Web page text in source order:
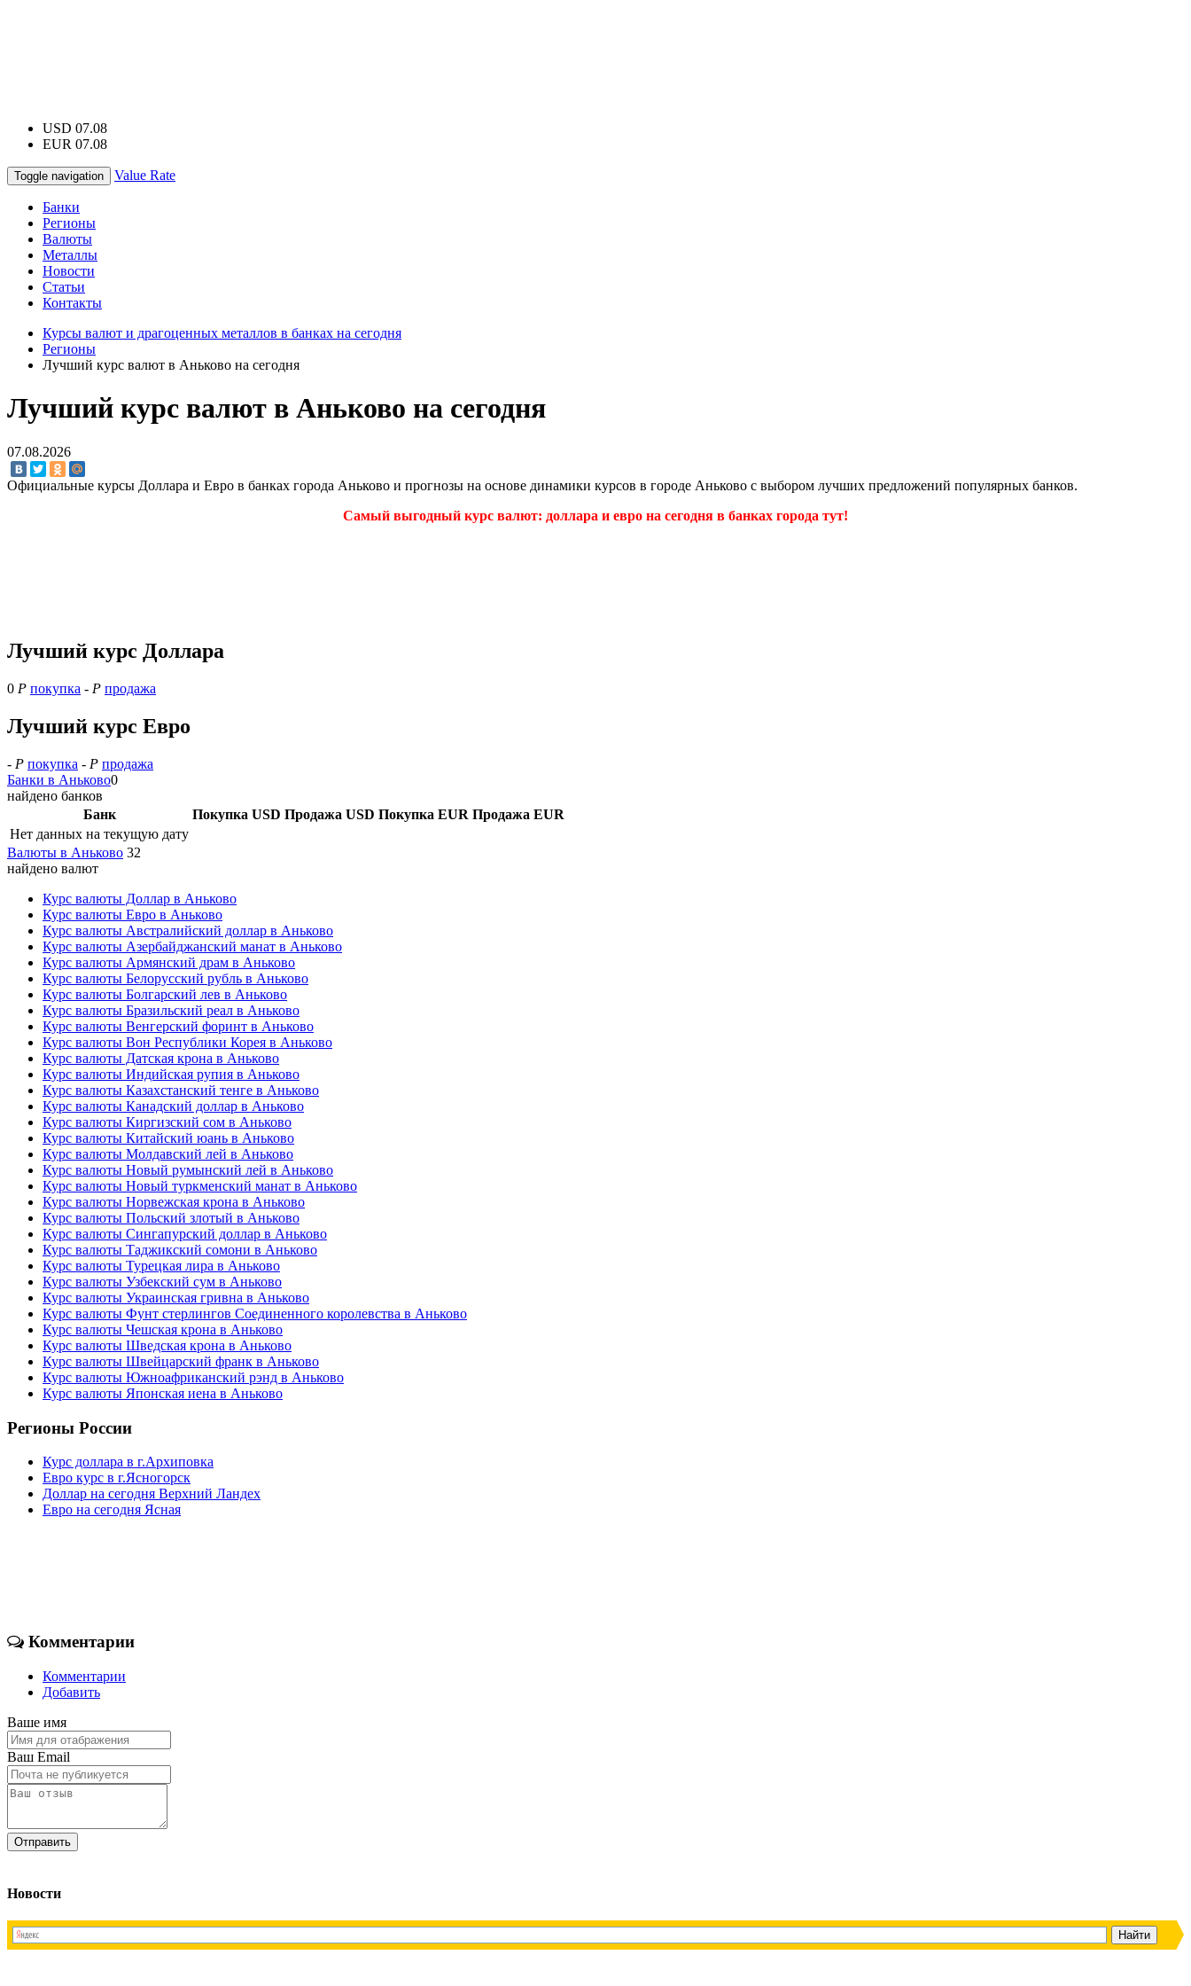
USD 07.08
EUR 07.08
Toggle navigation Value Rate
Банки
Регионы
Валюты
Металлы
Новости
Статьи
Контакты
Курсы валют и драгоценных металлов в банках на сегодня
Регионы
Лучший курс валют в Аньково на сегодня
Лучший курс валют в Аньково на сегодня
07.08.2026
Официальные курсы Доллара и Евро в банках города Аньково и прогнозы на основе динамики курсов в городе Аньково с выбором лучших предложений популярных банков.
Самый выгодный курс валют: доллара и евро на сегодня в банках города тут!
Лучший курс Доллара
0 Р покупка - Р продажа
Лучший курс Евро
- Р покупка - Р продажа
Банки в Аньково0
найдено банков
Банк
Покупка USD Продажа USD Покупка EUR Продажа EUR
Нет данных на текущую дату
Валюты в Аньково 32
найдено валют
Курс валюты Доллар в Аньково
Курс валюты Евро в Аньково
Курс валюты Австралийский доллар в Аньково
Курс валюты Азербайджанский манат в Аньково
Курс валюты Армянский драм в Аньково
Курс валюты Белорусский рубль в Аньково
Курс валюты Болгарский лев в Аньково
Курс валюты Бразильский реал в Аньково
Курс валюты Венгерский форинт в Аньково
Курс валюты Вон Республики Корея в Аньково
Курс валюты Датская крона в Аньково
Курс валюты Индийская рупия в Аньково
Курс валюты Казахстанский тенге в Аньково
Курс валюты Канадский доллар в Аньково
Курс валюты Киргизский сом в Аньково
Курс валюты Китайский юань в Аньково
Курс валюты Молдавский лей в Аньково
Курс валюты Новый румынский лей в Аньково
Курс валюты Новый туркменский манат в Аньково
Курс валюты Норвежская крона в Аньково
Курс валюты Польский злотый в Аньково
Курс валюты Сингапурский доллар в Аньково
Курс валюты Таджикский сомони в Аньково
Курс валюты Турецкая лира в Аньково
Курс валюты Узбекский сум в Аньково
Курс валюты Украинская гривна в Аньково
Курс валюты Фунт стерлингов Соединенного королевства в Аньково
Курс валюты Чешская крона в Аньково
Курс валюты Шведская крона в Аньково
Курс валюты Швейцарский франк в Аньково
Курс валюты Южноафриканский рэнд в Аньково
Курс валюты Японская иена в Аньково
Регионы России
Курс доллара в г.Архиповка
Евро курс в г.Ясногорск
Доллар на сегодня Верхний Ландех
Евро на сегодня Ясная
Комментарии
Комментарии
Добавить
Ваше имя
Ваш Email
Новости